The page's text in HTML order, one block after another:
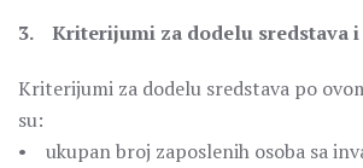
3. Kriterijumi za dodelu sredstava
Kriterijumi za dodelu sredstava po
su:
• ukupan broj zaposlenih osoba sa